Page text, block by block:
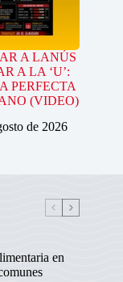
A LANÚS
A LA ‘U’:
PERFECTA
(VIDEO)
de 2026
en